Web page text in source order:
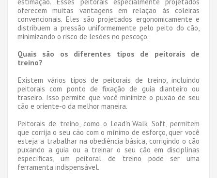
oferecem muitas vantagens em relação às coleiras
convencionais. Eles são projetados ergonomicamente e
distribuem a pressão uniformemente pelo peito do cão,
minimizando o risco de lesões no pescoço.
Quais são os diferentes tipos de peitorais de
treino?
Existem vários tipos de peitorais de treino, incluindo
peitorais com ponto de fixação de guia dianteiro ou
traseiro. Isso permite que você minimize o puxão de seu
cão e oriente-o da melhor maneira.
Peitorais de treino, como o Lead'n'Walk Soft, permitem
que corrija o seu cão com o mínimo de esforço, quer você
esteja a trabalhar na obediência básica, corrigindo o cão
puxando a guia ou a treinar o seu cão em disciplinas
específicas, um peitoral de treino pode ser uma
ferramenta indispensável.